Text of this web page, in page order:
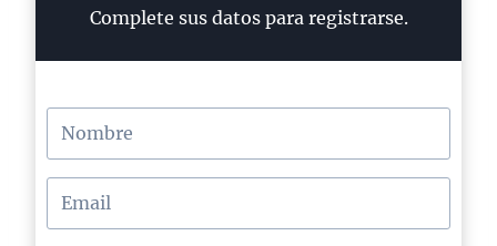
Complete sus datos para registrarse.